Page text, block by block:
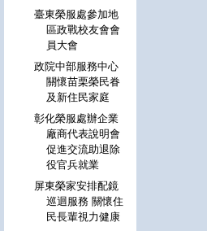
臺東榮服處參加地
區政戰校友會會
員大會
政院中部服務中心
關懷苗栗榮民眷
及新住民家庭
彰化榮服處辦企業
廠商代表說明會
促進交流助退除
役官兵就業
屏東榮家安排配鏡
巡迴服務 關懷住
民長輩視力健康